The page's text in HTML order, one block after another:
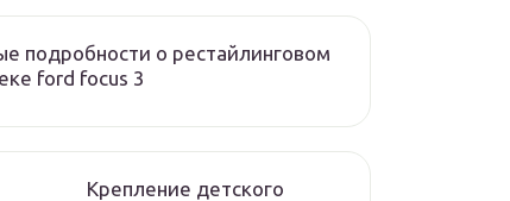
подробности о рестайлинговом
ford focus 3
Крепление детского